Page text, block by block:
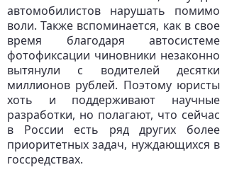
автомобилистов нарушать помимо
воли. Также вспоминается, как в свое
время благодаря автосистеме
фотофиксации чиновники незаконно
вытянули с водителей десятки
миллионов рублей. Поэтому юристы
хоть и поддерживают научные
разработки, но полагают, что сейчас
в России есть ряд других более
приоритетных задач, нуждающихся в
госсредствах.